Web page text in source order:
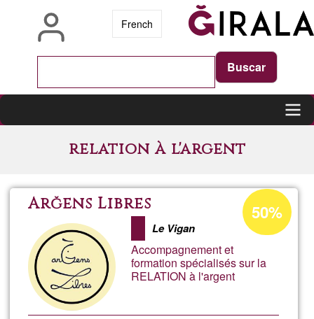
French
navigation
relation à l'argent
Arğens Libres
Le Vigan
Accompagnement et
formation spécialisés sur la
RELATION à l'argent
Acceptance
percentage
Ğ1
50%